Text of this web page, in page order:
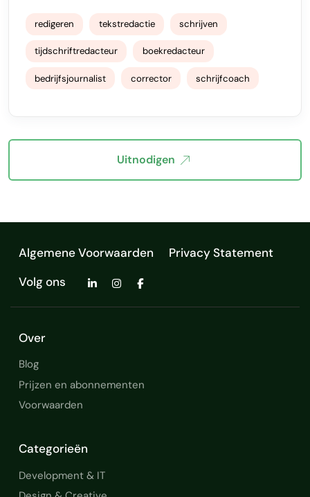
redigeren tekstredactie schrijven
tijdschriftredacteur boekredacteur
bedrijfsjournalist corrector schrijfcoach
Uitnodigen
Algemene Voorwaarden
Privacy Statement
Volg ons
Over
Blog
Prijzen en abonnementen
Voorwaarden
Categorieën
Development & IT